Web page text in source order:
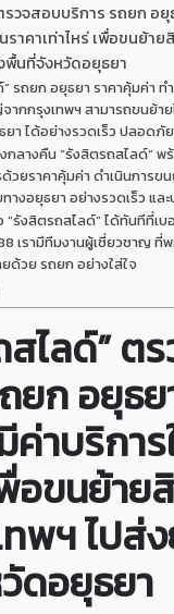
วจสอบบริการ รถยก อยุ
ราคาเท่าไหร่ เพื่อขนย้าย
พื้นที่จังหวัดอยุธยา
รถยก อยุธยา ราคาคุ้มค่า ท
ากกรุงเทพฯ สามารถขนย้า
า ได้อย่างรวดเร็ว ปลอดภัย
กลางคืน “รังสิตรถสไลด์” พ
วยราคาคุ้มค่า ดำเนินการข
างอยุธยา อย่างรวดเร็ว แล
รังสิตรถสไลด์” ได้ทันทีที่เบ
เรามีทีมงานผู้เชี่ยวชาญ ที่
ด้วย รถยก อย่างใส่ใจ
ไลด์” ต
ยก อยุธย
ค่าบริการ
พื่อขนย้าย
พฯ ไปส่
ดอยุธยา